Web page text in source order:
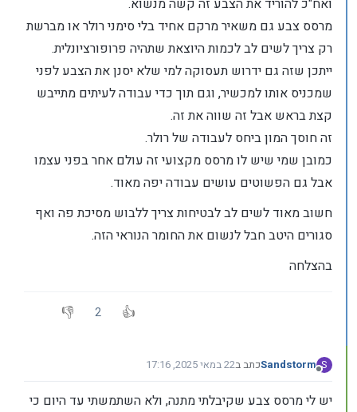
מרסס צבע גם משאיר מרקם אחיד בלי סימני רולר או מברשת
רק צריך לשים לב לכמות היוצאת שתהיה פרופורציונלית.
ייתכן שזה גם ידרוש תעסוקה למי שלא יסנן את הצבע לפני
שמכניס אותו למכשיר, וגם תוך כדי עבודה לעיתים מתייבש
קצת בראש אבל זה שווה את זה.
זה חוסך המון ביחס לעבודה של רולר.
כמובן שמי שיש לו מרסס מקצועי זה עולם אחר בפני עצמו
אבל גם הפשוטים עושים עבודה יפה מאוד.
חשוב מאוד לשים לב לבטיחות צריך ללבוש מסיכת פה ואף
סגורים היטב חבל לנשום את החומר הנוראי הזה.
בהצלחה
2
S
מנותק
Sandstormכתב ב22 במאי 2025, 17:16
נערך לאחרונה על ידי
יש לי מרסס צבע שקיבלתי מתנה, ולא השתמשתי עד היום כי